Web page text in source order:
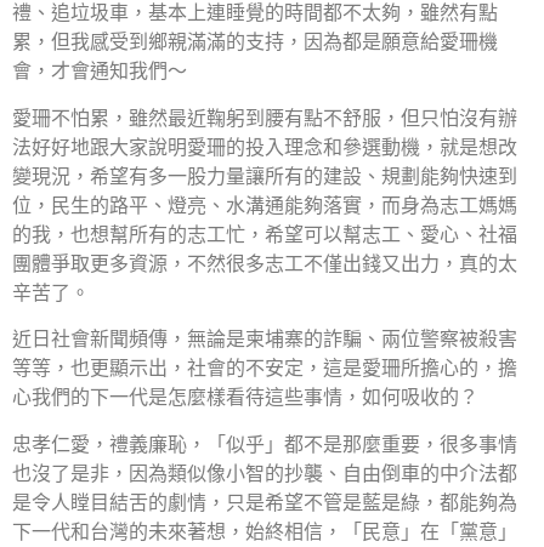
禮、追垃圾車，基本上連睡覺的時間都不太夠，雖然有點
累，但我感受到鄉親滿滿的支持，因為都是願意給愛珊機
會，才會通知我們～
愛珊不怕累，雖然最近鞠躬到腰有點不舒服，但只怕沒有辦
法好好地跟大家說明愛珊的投入理念和參選動機，就是想改
變現況，希望有多一股力量讓所有的建設、規劃能夠快速到
位，民生的路平、燈亮、水溝通能夠落實，而身為志工媽媽
的我，也想幫所有的志工忙，希望可以幫志工、愛心、社福
團體爭取更多資源，不然很多志工不僅出錢又出力，真的太
辛苦了。
近日社會新聞頻傳，無論是柬埔寨的詐騙、兩位警察被殺害
等等，也更顯示出，社會的不安定，這是愛珊所擔心的，擔
心我們的下一代是怎麼樣看待這些事情，如何吸收的？
忠孝仁愛，禮義廉恥，「似乎」都不是那麼重要，很多事情
也沒了是非，因為類似像小智的抄襲、自由倒車的中介法都
是令人瞠目結舌的劇情，只是希望不管是藍是綠，都能夠為
下一代和台灣的未來著想，始終相信，「民意」在「黨意」